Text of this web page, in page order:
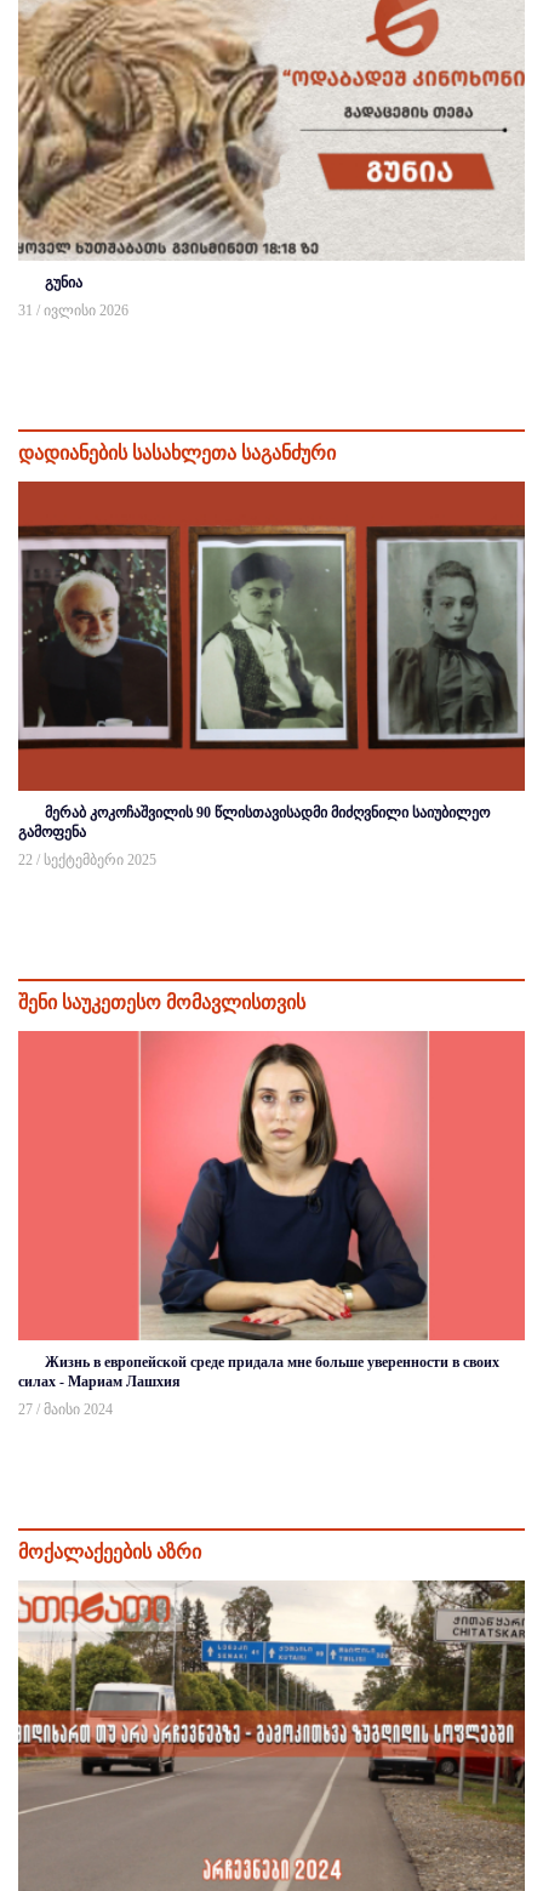
გუნია
31 / ივლისი 2026
დადიანების სასახლეთა საგანძური
მერაბ კოკოჩაშვილის 90 წლისთავისადმი მიძღვნილი საიუბილეო
გამოფენა
22 / სექტემბერი 2025
შენი საუკეთესო მომავლისთვის
Жизнь в европейской среде придала мне больше уверенности в своих
силах - Мариам Лашхия
27 / მაისი 2024
მოქალაქეების აზრი